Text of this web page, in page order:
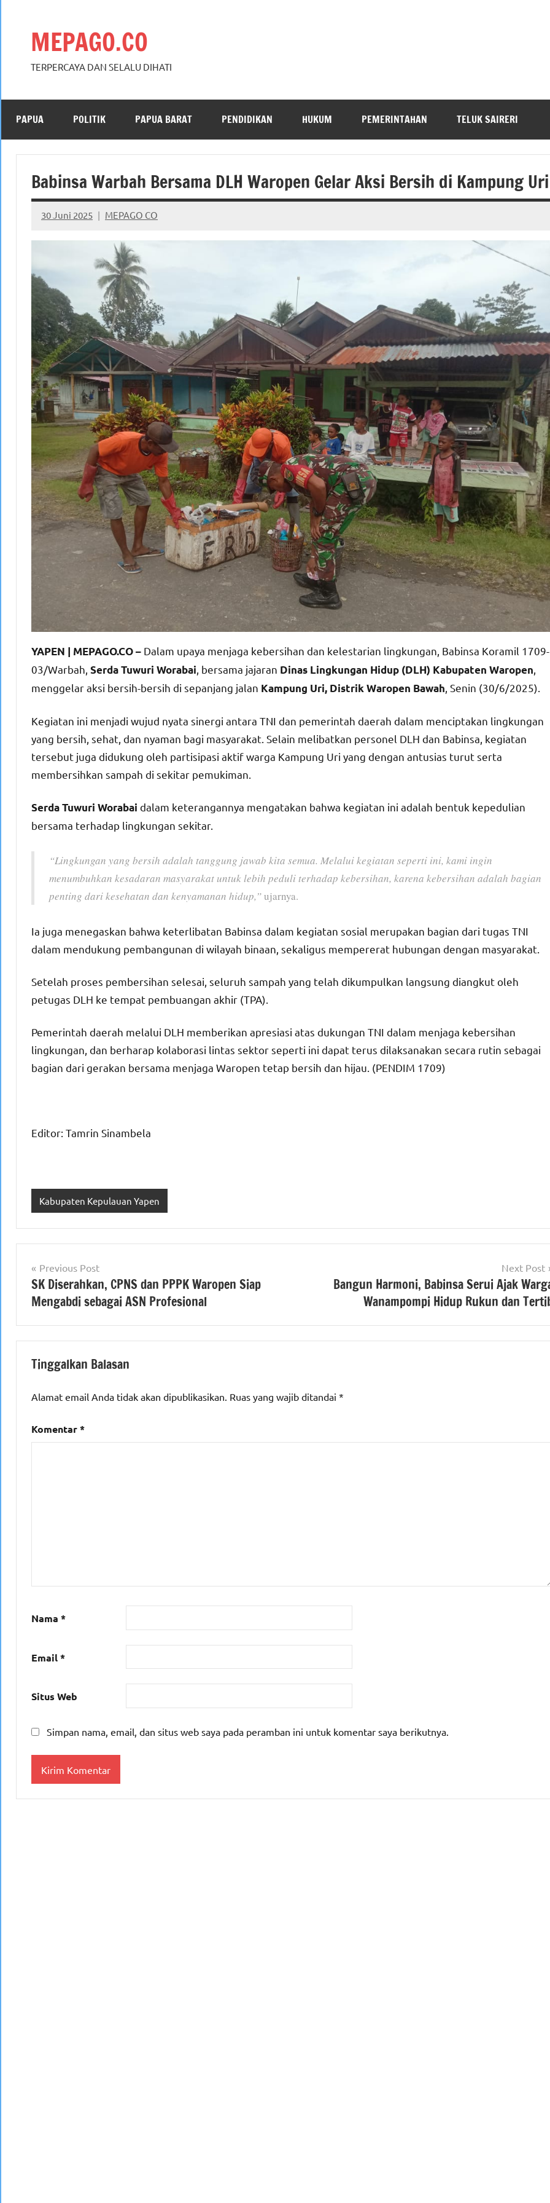
MEPAGO.CO
TERPERCAYA DAN SELALU DIHATI
PAPUA POLITIK PAPUA BARAT PENDIDIKAN HUKUM PEMERINTAHAN TELUK SAIRERI
Babinsa Warbah Bersama DLH Waropen Gelar Aksi Bersih di Kampung Uri
30 Juni 2025 MEPAGO CO
No
comments
YAPEN | MEPAGO.CO – Dalam upaya menjaga kebersihan dan kelestarian lingkungan, Babinsa Koramil 1709-
03/Warbah, Serda Tuwuri Worabai, bersama jajaran Dinas Lingkungan Hidup (DLH) Kabupaten Waropen,
menggelar aksi bersih-bersih di sepanjang jalan Kampung Uri, Distrik Waropen Bawah, Senin (30/6/2025).
Kegiatan ini menjadi wujud nyata sinergi antara TNI dan pemerintah daerah dalam menciptakan lingkungan
yang bersih, sehat, dan nyaman bagi masyarakat. Selain melibatkan personel DLH dan Babinsa, kegiatan
tersebut juga didukung oleh partisipasi aktif warga Kampung Uri yang dengan antusias turut serta
membersihkan sampah di sekitar pemukiman.
Serda Tuwuri Worabai dalam keterangannya mengatakan bahwa kegiatan ini adalah bentuk kepedulian
bersama terhadap lingkungan sekitar.
“Lingkungan yang bersih adalah tanggung jawab kita semua. Melalui kegiatan seperti ini, kami ingin
menumbuhkan kesadaran masyarakat untuk lebih peduli terhadap kebersihan, karena kebersihan adalah bagian
penting dari kesehatan dan kenyamanan hidup,”ujarnya.
Ia juga menegaskan bahwa keterlibatan Babinsa dalam kegiatan sosial merupakan bagian dari tugas TNI
dalam mendukung pembangunan di wilayah binaan, sekaligus mempererat hubungan dengan masyarakat.
Setelah proses pembersihan selesai, seluruh sampah yang telah dikumpulkan langsung diangkut oleh
petugas DLH ke tempat pembuangan akhir (TPA).
Pemerintah daerah melalui DLH memberikan apresiasi atas dukungan TNI dalam menjaga kebersihan
lingkungan, dan berharap kolaborasi lintas sektor seperti ini dapat terus dilaksanakan secara rutin sebagai
bagian dari gerakan bersama menjaga Waropen tetap bersih dan hijau. (PENDIM 1709)
Editor: Tamrin Sinambela
Kabupaten Kepulauan Yapen
Navigasi
pos
Previous Post
SK Diserahkan, CPNS dan PPPK Waropen Siap
Mengabdi sebagai ASN Profesional
Next Post
Bangun Harmoni, Babinsa Serui Ajak
Wanampompi Hidup Rukun dan
Tinggalkan Balasan
Alamat email Anda tidak akan dipublikasikan. Ruas yang wajib ditandai *
Komentar*
Nama *
Email*
Situs Web
Simpan nama, email, dan situs web saya pada peramban ini untuk komentar saya berikutnya.